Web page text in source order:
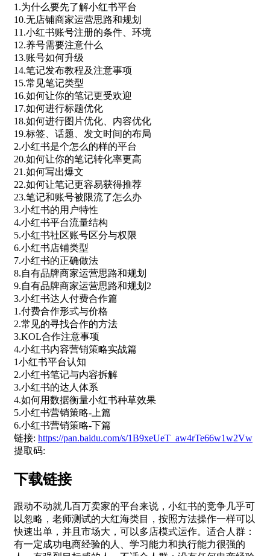
1.为什么要先了解小红书平台
10.无店铺商家运营思路和规划
11.小红书账号注册的条件、环境
12.养号需要注意什么
13.账号如何升级
14.笔记发布教程及注意事项
15.常见笔记类型
16.如何让你的笔记更受欢迎
17.如何进行标题优化
18.如何进行图片优化、内容优化
19.标签、话题、发文时间的布局
2.小红书是个怎么的样的平台
20.如何让你的笔记转化率更高
21.如何写出爆文
22.如何让笔记更容易获得推荐
23.笔记和账号被限流了怎么办
3.小红书的用户特性
4.小红书平台流量结构
5.小红书社区账号区分与权限
6.小红书店铺类型
7.小红书的正确做法
8.自有品牌商家运营思路和规划
9.自有品牌商家运营思路和规划2
3.小红书达人付费合作篇
1.付费合作形式与价格
2.常见的寻找合作的方法
3.KOL合作注意事项
4.小红书内容营销策略实战篇
1小红书平台认知
2.小红书笔记与内容拆解
3.小红书的达人体系
4.如何用数据衡量小红书种草效果
5.小红书营销策略-上篇
6.小红书营销策略-下篇
链接: https://pan.baidu.com/s/1B9xeUeT_aw4rTe66w1w2Vw
提取码:
下载链接
跟动不动就几百万卖家的平台来说，小红书的竞争几乎可
以忽略，老师测试的大红海类目，按照方法操作一样可以
快速出单，并且市场大，可以多店模式运作。适合人群：
有一定成功电商经验的人、学习能力和执行能力很强的